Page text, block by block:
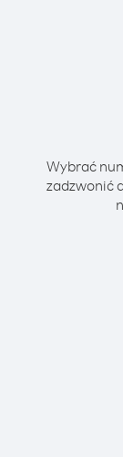
Wybrać
zadzwonić